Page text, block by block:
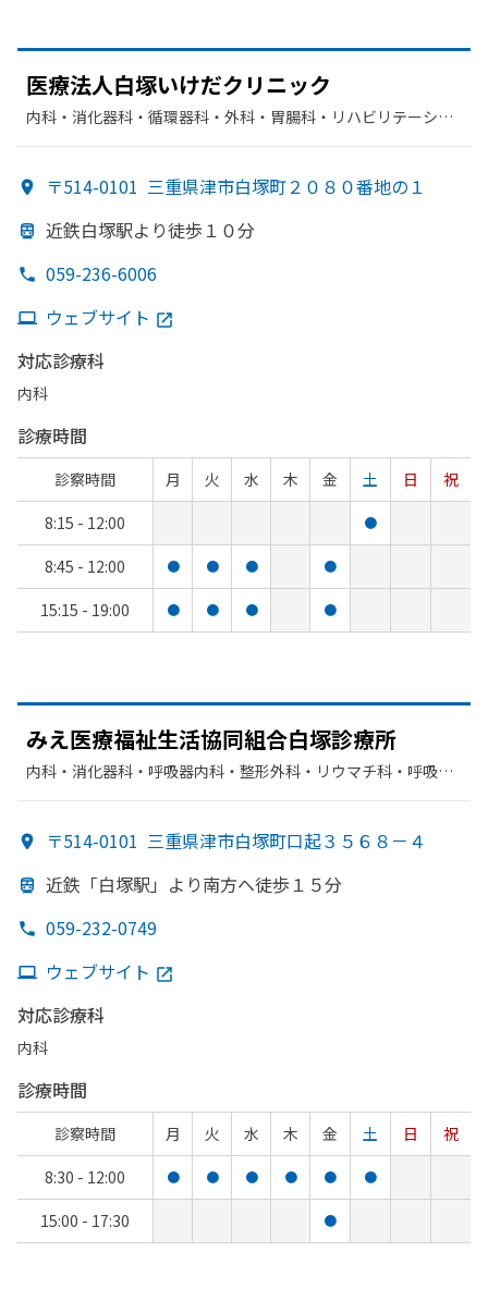
医療法人白塚いけだクリニック
内科・​消化器科・​循環器科・​外科・​胃腸科・​リハビリテーショ
〒514-0101 三重県津市白塚町２０８０番地の１
近鉄白塚駅より徒歩１０分
059-236-6006
ウェブサイト
対応診療科
内科
診療時間
診察時間 月 火 水 木 金 土 日
祝
8:15 - 12:00
●
8:45 - 12:00 ● ● ● ●
15:15 - 19:00 ● ● ● ●
みえ医療福祉生活協同組合白塚診療所
内科・​消化器科・​呼吸器内科・​整形外科・​リウマチ科・​呼吸器
〒514-0101 三重県津市白塚町口起３５６８－４
近鉄 「白塚駅」より南方へ徒歩１５分
059-232-0749
ウェブサイト
対応診療科
内科
診療時間
診察時間 月 火 水 木 金 土 日
祝
8:30 - 12:00
● ● ● ● ● ●
15:00 - 17:30 ●